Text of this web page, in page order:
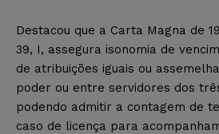
Destacou que a Carta Magna de
39, I, assegura isonomia de
de atribuições iguais ou
poder ou entre servidores dos
podendo admitir a contagem de
caso de licença para